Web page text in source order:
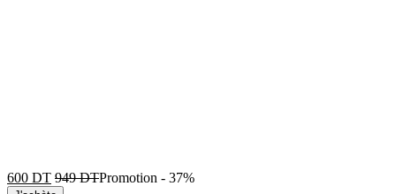
600 DT 949DTPromotion - 37%